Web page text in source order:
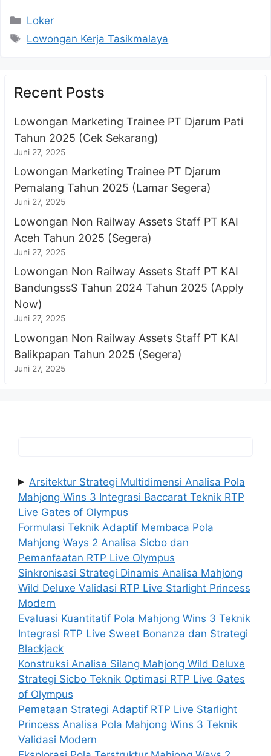
Kategori
Loker
Tag
Lowongan Kerja Tasikmalaya
Recent Posts
Lowongan Marketing Trainee PT Djarum Pati
Tahun 2025 (Cek Sekarang)
Juni 27, 2025
Lowongan Marketing Trainee PT Djarum
Pemalang Tahun 2025 (Lamar Segera)
Juni 27, 2025
Lowongan Non Railway Assets Staff PT KAI
Aceh Tahun 2025 (Segera)
Juni 27, 2025
Lowongan Non Railway Assets Staff PT KAI
BandungssS Tahun 2024 Tahun 2025 (Apply
Now)
Juni 27, 2025
Lowongan Non Railway Assets Staff PT KAI
Balikpapan Tahun 2025 (Segera)
Juni 27, 2025
Arsitektur Strategi Multidimensi Analisa Pola
Mahjong Wins 3 Integrasi Baccarat Teknik RTP
Live Gates of Olympus
Formulasi Teknik Adaptif Membaca Pola
Mahjong Ways 2 Analisa Sicbo dan
Pemanfaatan RTP Live Olympus
Sinkronisasi Strategi Dinamis Analisa Mahjong
Wild Deluxe Validasi RTP Live Starlight Princess
Modern
Evaluasi Kuantitatif Pola Mahjong Wins 3 Teknik
Integrasi RTP Live Sweet Bonanza dan Strategi
Blackjack
Konstruksi Analisa Silang Mahjong Wild Deluxe
Strategi Sicbo Teknik Optimasi RTP Live Gates
of Olympus
Pemetaan Strategi Adaptif RTP Live Starlight
Princess Analisa Pola Mahjong Wins 3 Teknik
Validasi Modern